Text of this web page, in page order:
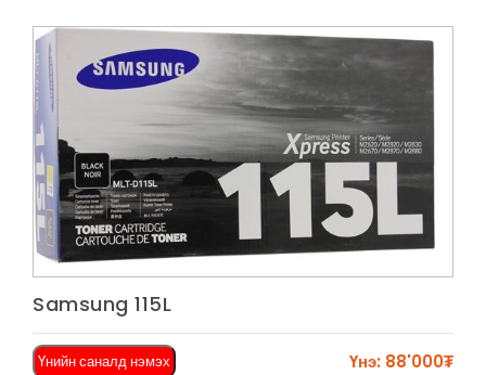
Samsung 115L
Үнийн саналд нэмэх Үнэ: 88'000₮